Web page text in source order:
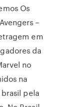
Os
–
em
da
no
na
pela